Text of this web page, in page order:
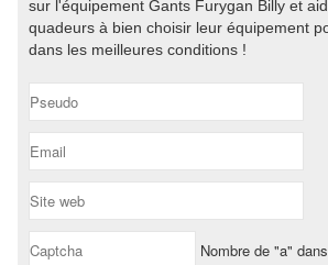
sur l'équipement Gants Furygan Billy et
quadeurs à bien choisir leur équipement
dans les meilleures conditions !
Nombre de "a"